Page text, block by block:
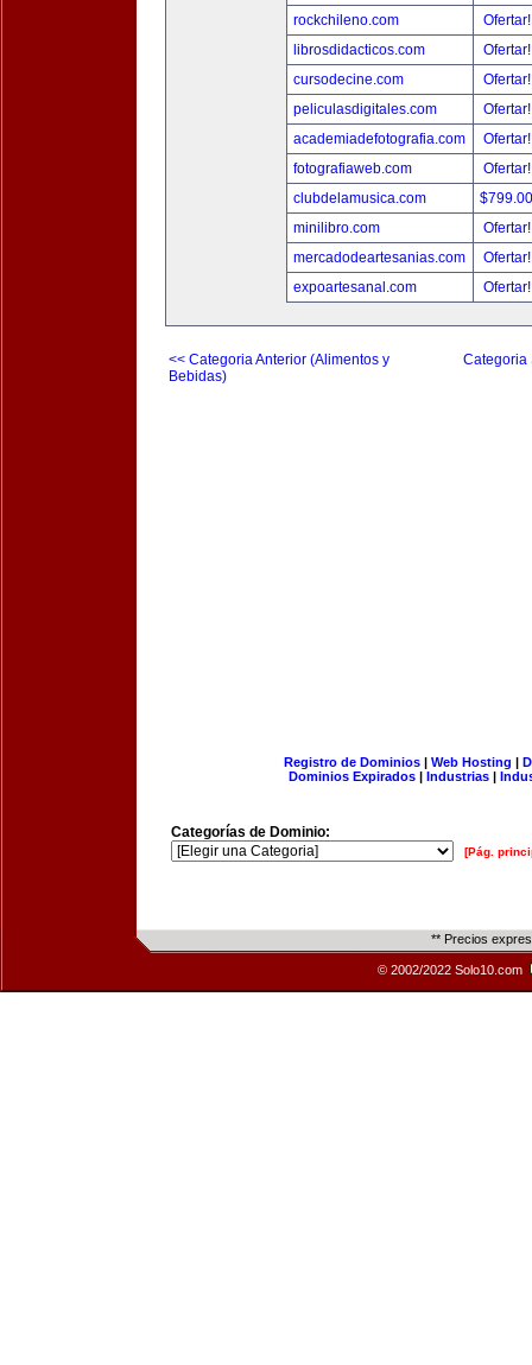
rockchileno.com
librosdidacticos.com
cursodecine.com
peliculasdigitales.com
academiadefotografia.com
fotografiaweb.com
clubdelamusica.com
minilibro.com
mercadodeartesanias.com
expoartesanal.com
<< Categoria Anterior (Alimentos y
Bebidas)
Categoria
Registro de Dominios| Web Hosting |
Dominios Expirados | Industrias |
Categorías de Dominio:
[Pág.
** Precios
© 2002/2022 Solo10.com